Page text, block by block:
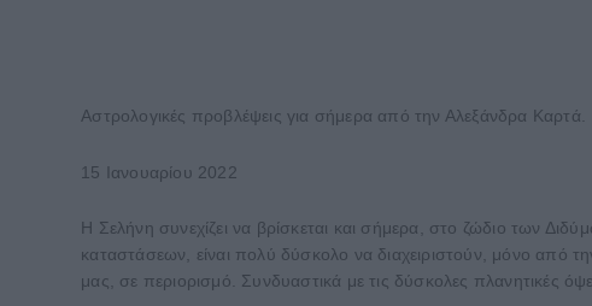
Αστρολογικές προβλέψεις για σήμερα από την Αλεξάνδρα Καρτά.
15 Ιανουαρίου 2022
Η Σελήνη συνεχίζει να βρίσκεται και σήμερα, στο ζώδιο των
καταστάσεων, είναι πολύ δύσκολο να διαχειριστούν, μόνο από
μας, σε περιορισμό. Συνδυαστικά με τις δύσκολες πλανητικές